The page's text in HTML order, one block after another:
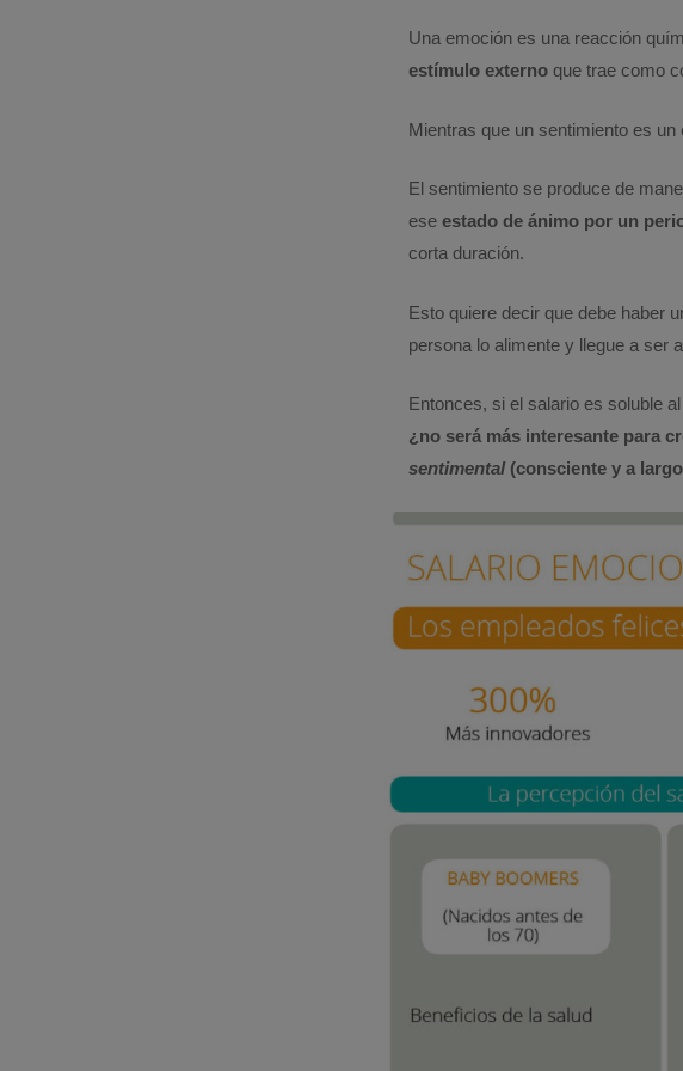
Una emoción es una reacción
estímulo externo que trae como
Mientras que un sentimiento es
El sentimiento se produce de
ese estado de ánimo por un
corta duración.
Esto quiere decir que debe haber
persona lo alimente y llegue a ser
Entonces, si el salario es soluble
¿no será más interesante para
sentimental(consciente y a